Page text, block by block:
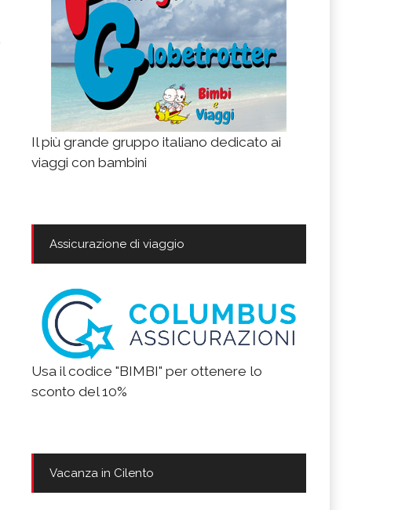
Il più grande gruppo italiano dedicato ai
viaggi con bambini
Assicurazione di viaggio
Usa il codice "BIMBI" per ottenere lo
sconto del 10%
Vacanza in Cilento